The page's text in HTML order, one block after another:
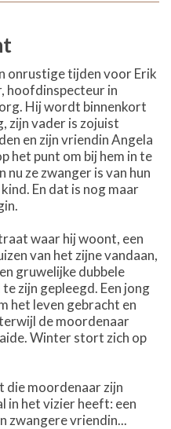
onrustige tijden voor Erik
hoofdinspecteur in
Hij wordt binnenkort
zijn vader is zojuist
en zijn vriendin Angela
het punt om bij hem in te
nu ze zwanger is van hun
En dat is nog maar
waar hij woont, een
van het zijne vandaan,
gruwelijke dubbele
zijn gepleegd. Een jong
het leven gebracht en
de moordenaar
Winter stort zich op
die moordenaar zijn
in het vizier heeft: een
zwangere vriendin...